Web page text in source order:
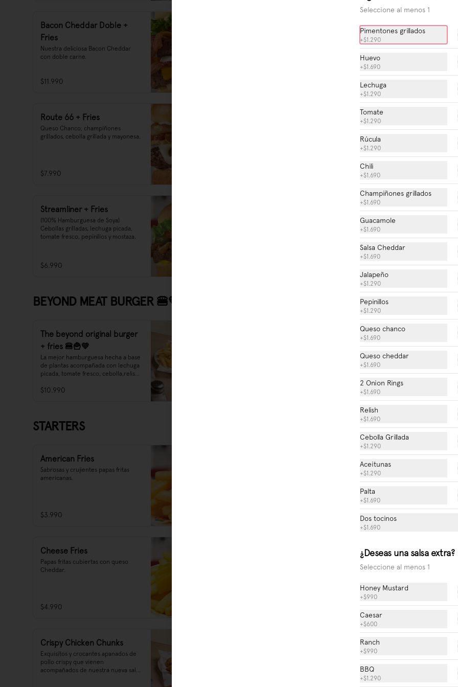
Bacon Cheddar Doble +
Fries
Nuestra deliciosa Bacon Cheddar
con doble carne.
$11.990
Route 66 + Fries
Queso Chanco, champiñones
grillados, cebolla grillada y mayonesa.
$7.990
Streamliner + Fries
(100% Hamburguesa de Soya)
Cebollas grilladas, lechuga picada,
tomate fresco, pepinillos y mostaza.
$6.990
BEYOND MEAT BURGER 🍔💚
The beyond original burger
+ fries 🍔🍟💚
La mejor hamburguesa hecha a base
de plantas acompañada con lechuga
picada, tomate fresco, cebolla,relish,
$10.990
STARTERS
American Fries
Sabrosas y crujientes papas fritas
americanas.
$3.990
Cheese Fries
Papas fritas cubiertas con queso
Cheddar.
$4.990
Crispy Chicken Chunks
Exquisitos y crocantes apanados de
pollo crispy que vienen
acompañados de nuestra nueva salsa
Seleccione al menos 1
Pimentones grillados
+$1.290
Huevo
+$1.690
Lechuga
+$1.290
Tomate
+$1.290
Rúcula
+$1.290
Chili
+$1.690
Champiñones grillados
+$1.690
Guacamole
+$1.690
Salsa Cheddar
+$1.690
Jalapeño
+$1.290
Pepinillos
+$1.290
Queso chanco
+$1.690
Queso cheddar
+$1.690
2 Onion Rings
+$1.690
Relish
+$1.690
Cebolla Grillada
+$1.290
Aceitunas
+$1.290
Palta
+$1.690
Dos tocinos
+$1.690
¿Deseas una salsa extra?
Seleccione al menos 1
Honey Mustard
+$990
Caesar
+$600
Ranch
+$990
BBQ
+$1.290